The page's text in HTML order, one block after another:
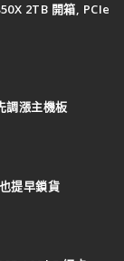
2TB 開箱, PCIe
調漲主機板
提早鎖貨